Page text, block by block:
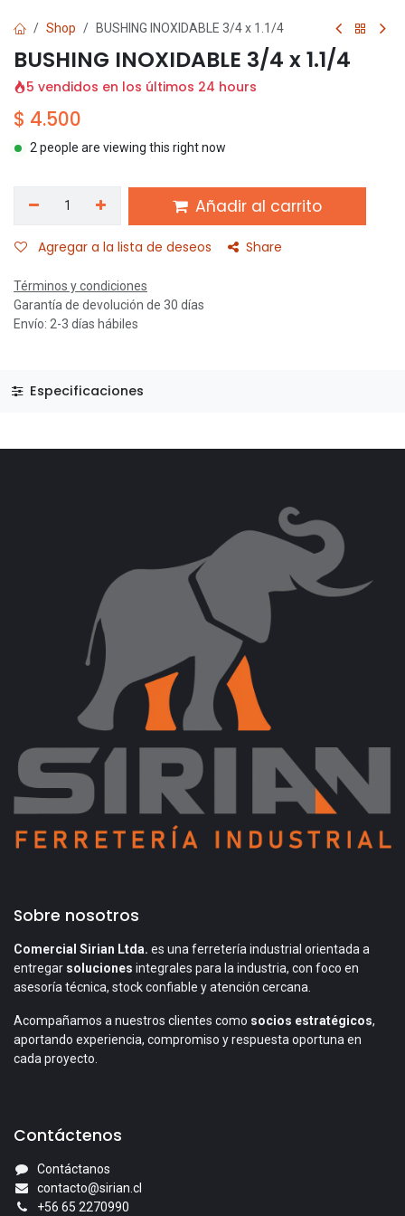
Shop BUSHING INOXIDABLE 3/4 x 1.1/4
BUSHING INOXIDABLE 3/4 x 1.1/4
5 vendidos en los últimos 24 hours
$ 4.500
2 people are viewing this right now
Añadir al carrito
Agregar a la lista de deseos Share
Términos y condiciones
Garantía de devolución de 30 días
Envío: 2-3 días hábiles
Especificaciones
Sobre nosotros
Comercial Sirian Ltda. es una ferretería industrial orientada a
entregar soluciones integrales para la industria, con foco en
asesoría técnica, stock confiable y atención cercana.
Acompañamos a nuestros clientes como socios estratégicos,
aportando experiencia, compromiso y respuesta oportuna en
cada proyecto.
Contáctenos
Contáctanos
contacto@sirian.cl
+56 65 2270990